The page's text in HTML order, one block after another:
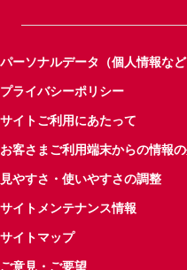
パーソナルデータ（個人情報な
プライバシーポリシー
サイトご利用にあたって
お客さまご利用端末からの情報
見やすさ・使いやすさの調整
サイトメンテナンス情報
サイトマップ
ご意見・ご要望